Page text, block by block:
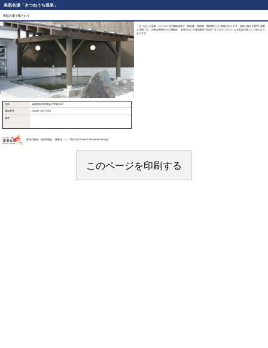
美肌名湯「きつねうち温泉」
美肌の湯で癒されて
「きつねうち温泉」はアルカリ性単純温泉で、神経痛・筋肉痛・関節痛などに効能があります。源泉は毎分512ℓと湯量
も豊富です。浴室は男性向けに檜風呂、女性向けに大理石風呂で肌がつるつるすべすべになる美肌の湯として知られて
おります。
住所 福島県白河市東釜子字狐内47
電話番号 0248-34-1126
備考
東北の観光・旅行情報は「旅東北」へ https://www.tohokukanko.jp/
このページを印刷する